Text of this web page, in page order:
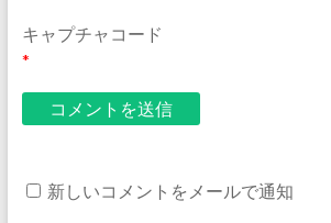
キャプチャコード
*
新しいコメントをメールで通知